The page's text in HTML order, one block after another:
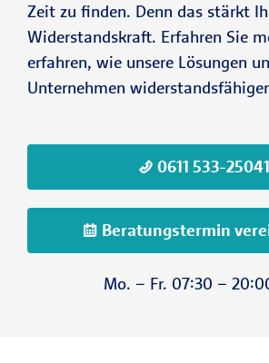
Zeit zu finden. Denn das stärkt
Widerstandskraft. Erfahren Sie
erfahren, wie unsere Lösungen
Unternehmen
0611 533-25041
Beratungstermin
Mo. – Fr. 07:30 –